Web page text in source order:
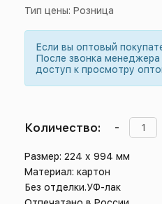
Тип цены: Розница
Если вы оптовый
После звонка
доступ к просмотру
Количество: -
Размер: 224 х 994 мм
Материал: картон
Без отделки.УФ-лак